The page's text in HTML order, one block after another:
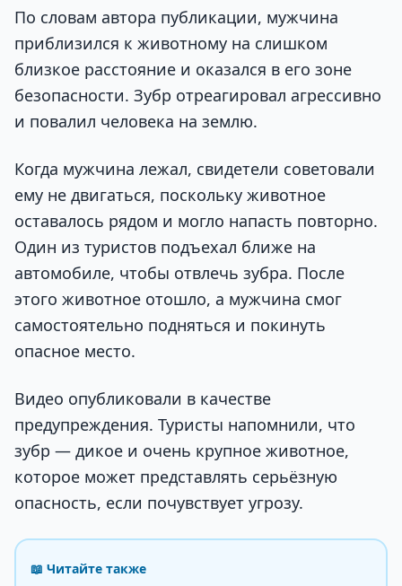
По словам автора публикации, мужчина
приблизился к животному на слишком
близкое расстояние и оказался в его зоне
безопасности. Зубр отреагировал агрессивно
и повалил человека на землю.
Когда мужчина лежал, свидетели советовали
ему не двигаться, поскольку животное
оставалось рядом и могло напасть повторно.
Один из туристов подъехал ближе на
автомобиле, чтобы отвлечь зубра. После
этого животное отошло, а мужчина смог
самостоятельно подняться и покинуть
опасное место.
Видео опубликовали в качестве
предупреждения. Туристы напомнили, что
зубр — дикое и очень крупное животное,
которое может представлять серьёзную
опасность, если почувствует угрозу.
📖 Читайте также